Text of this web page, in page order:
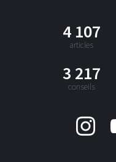
4 107
articles
3 217
conseils